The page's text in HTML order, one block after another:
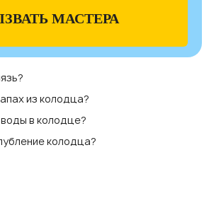
МАСТЕРА
из колодца?
в колодце?
колодца?